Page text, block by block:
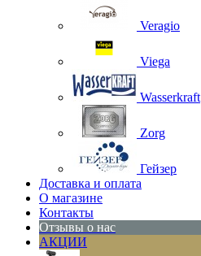
Veragio
Viega
Wasserkraft
Zorg
Гейзер
Доставка и оплата
О магазине
Контакты
Отзывы о нас
АКЦИИ